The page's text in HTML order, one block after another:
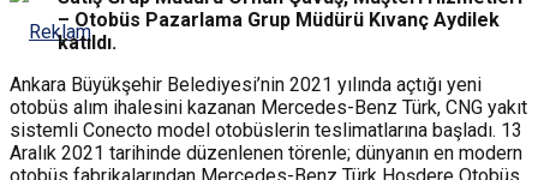
– Otobüs Pazarlama Grup Müdürü Kıvanç Aydilek
katıldı.
Ankara Büyükşehir Belediyesi’nin 2021 yılında açtığı yeni
otobüs alım ihalesini kazanan Mercedes-Benz Türk, CNG yakıt
sistemli Conecto model otobüslerin teslimatlarına başladı. 13
Aralık 2021 tarihinde düzenlenen törenle; dünyanın en modern